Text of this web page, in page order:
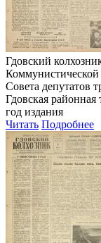
Гдовский
Совета депутатов
Гдовская
год издания
Читать Подробнее